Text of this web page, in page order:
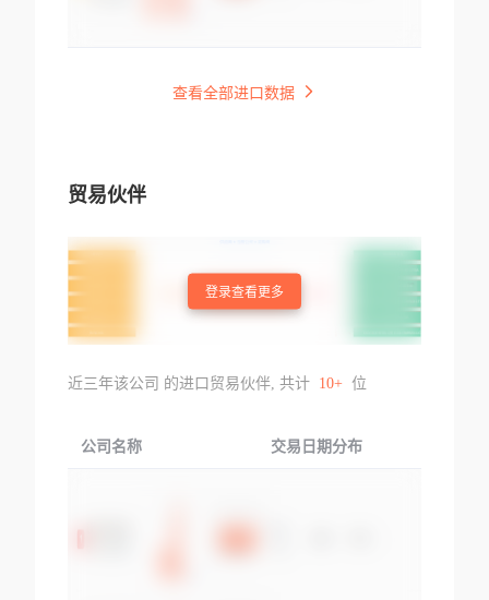
查看全部进口数据
贸易伙伴
登录查看更多
近三年该公司 的进口贸易伙伴, 共计 10+ 位
公司名称 交易日期分布